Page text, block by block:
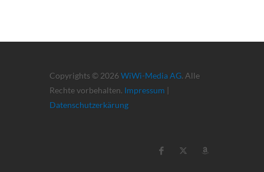
Copyrights © 2026 WiWi-Media AG. Alle
Rechte vorbehalten. Impressum |
Datenschutzerkärung